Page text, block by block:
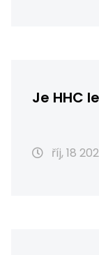
Je HHC
říj, 18